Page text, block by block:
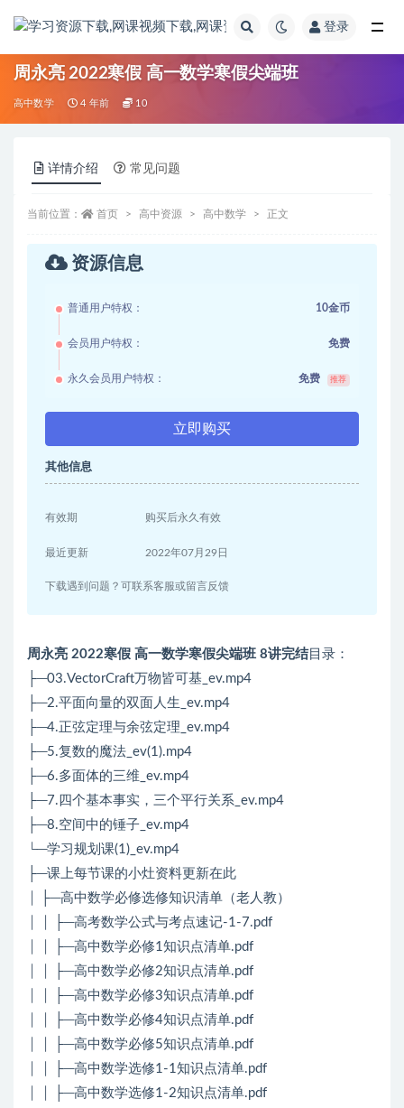
登录
周永亮 2022寒假 高一数学寒假尖端班
高中数学 4 年前 10
详情介绍 常见问题
当前位置： 首页 高中资源 高中数学 正文
资源信息
普通用户特权： 10金币
会员用户特权： 免费
永久会员用户特权： 免费 推荐
立即购买
其他信息
有效期 购买后永久有效
最近更新 2022年07月29日
下载遇到问题？可联系客服或留言反馈
周永亮 2022寒假 高一数学寒假尖端班 8讲完结目录：
├─03.VectorCraft万物皆可基_ev.mp4
├─2.平面向量的双面人生_ev.mp4
├─4.正弦定理与余弦定理_ev.mp4
├─5.复数的魔法_ev(1).mp4
├─6.多面体的三维_ev.mp4
├─7.四个基本事实，三个平行关系_ev.mp4
├─8.空间中的锤子_ev.mp4
└─学习规划课(1)_ev.mp4
├─课上每节课的小灶资料更新在此
│ ├─高中数学必修选修知识清单（老人教）
│ │ ├─高考数学公式与考点速记-1-7.pdf
│ │ ├─高中数学必修1知识点清单.pdf
│ │ ├─高中数学必修2知识点清单.pdf
│ │ ├─高中数学必修3知识点清单.pdf
│ │ ├─高中数学必修4知识点清单.pdf
│ │ ├─高中数学必修5知识点清单.pdf
│ │ ├─高中数学选修1-1知识点清单.pdf
│ │ ├─高中数学选修1-2知识点清单.pdf